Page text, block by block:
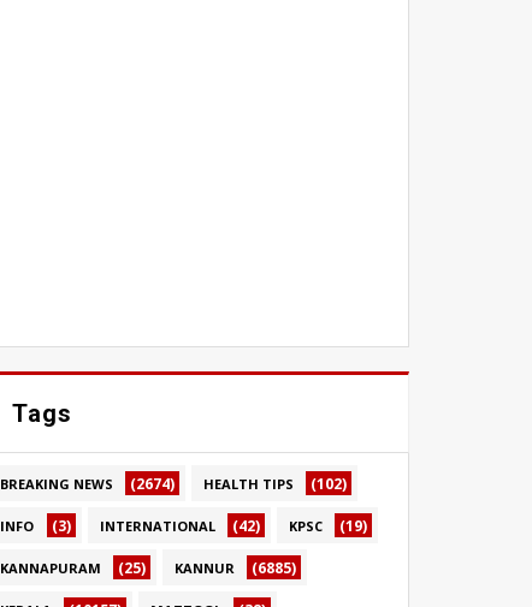
Tags
BREAKING NEWS (2674) HEALTH TIPS (102)
INFO (3) INTERNATIONAL (42) KPSC (19)
KANNAPURAM (25) KANNUR (6885)